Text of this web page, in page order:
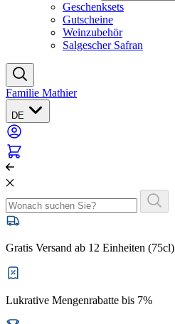
Geschenksets
Gutscheine
Weinzubehör
Salgescher Safran
Familie Mathier
DE
Gratis Versand ab 12 Einheiten (75cl)
Lukrative Mengenrabatte bis 7%